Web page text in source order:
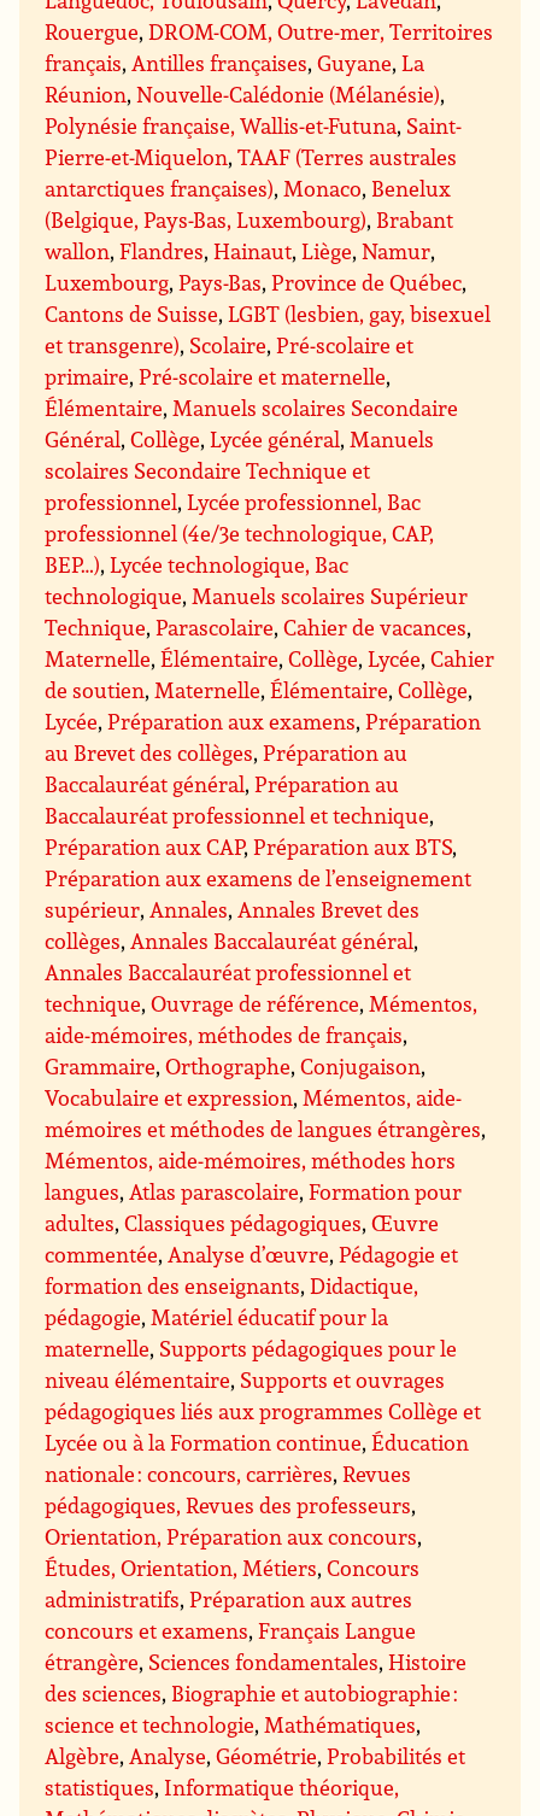
Rouergue,DROM-COM, Outre-mer, Territoires
français, Antilles françaises,Guyane,La
Réunion,Nouvelle-Calédonie (Mélanésie),
Polynésie française, Wallis-et-Futuna, Saint-
Pierre-et-Miquelon,TAAF (Terres australes
antarctiques françaises), Monaco, Benelux
(Belgique, Pays-Bas, Luxembourg), Brabant
wallon,Flandres,Hainaut,Liège,Namur,
Luxembourg,Pays-Bas,Province de Québec,
Cantons de Suisse,LGBT (lesbien, gay, bisexuel
et transgenre), Scolaire,Pré-scolaire et
primaire,Pré-scolaire et maternelle,
Élémentaire, Manuels scolaires Secondaire
Général,Collège,Lycée général, Manuels
scolaires Secondaire Technique et
professionnel,Lycée professionnel, Bac
professionnel (4e/3e technologique, CAP,
BEP…),Lycée technologique, Bac
technologique, Manuels scolaires Supérieur
Technique,Parascolaire,Cahier de vacances,
Maternelle,Élémentaire,Collège,Lycée,Cahier
de soutien, Maternelle,Élémentaire,Collège,
Lycée,Préparation aux examens,Préparation
au Brevet des collèges,Préparation au
Baccalauréat général,Préparation au
Baccalauréat professionnel et technique,
Préparation aux CAP,Préparation aux BTS,
Préparation aux examens de l’enseignement
supérieur, Annales, Annales Brevet des
collèges, Annales Baccalauréat général,
Annales Baccalauréat professionnel et
technique,Ouvrage de référence, Mémentos,
aide-mémoires, méthodes de français,
Grammaire,Orthographe,Conjugaison,
Vocabulaire et expression, Mémentos, aide-
mémoires et méthodes de langues étrangères,
Mémentos, aide-mémoires, méthodes hors
langues, Atlas parascolaire,Formation pour
adultes,Classiques pédagogiques,Œuvre
commentée, Analyse d’œuvre,Pédagogie et
formation des enseignants,Didactique,
pédagogie, Matériel éducatif pour la
maternelle, Supports pédagogiques pour le
niveau élémentaire, Supports et ouvrages
pédagogiques liés aux programmes Collège et
Lycée ou à la Formation continue,Éducation
nationale : concours, carrières,Revues
pédagogiques, Revues des professeurs,
Orientation, Préparation aux concours,
Études, Orientation, Métiers,Concours
administratifs,Préparation aux autres
concours et examens,Français Langue
étrangère, Sciences fondamentales,Histoire
des sciences, Biographie et autobiographie :
science et technologie, Mathématiques,
Algèbre, Analyse,Géométrie,Probabilités et
statistiques, Informatique théorique,